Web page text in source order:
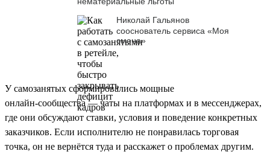
Николай Гальянов
сооснователь сервиса «Моя
смена»
У самозанятых сформировались мощные
онлайн‑сообщества — чаты на платформах и в мессенджерах,
где они обсуждают ставки, условия и поведение конкретных
заказчиков. Если исполнителю не понравилась торговая
точка, он не вернётся туда и расскажет о проблемах другим.